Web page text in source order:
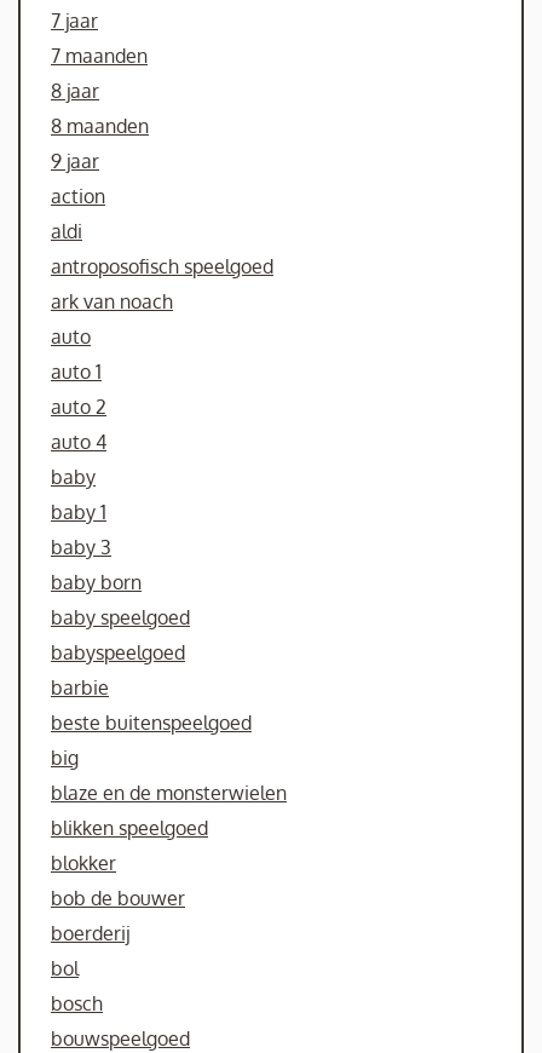
7 jaar
7 maanden
8 jaar
8 maanden
9 jaar
action
aldi
antroposofisch speelgoed
ark van noach
auto
auto 1
auto 2
auto 4
baby
baby 1
baby 3
baby born
baby speelgoed
babyspeelgoed
barbie
beste buitenspeelgoed
big
blaze en de monsterwielen
blikken speelgoed
blokker
bob de bouwer
boerderij
bol
bosch
bouwspeelgoed